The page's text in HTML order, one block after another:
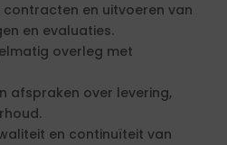
en uitvoeren van
en evaluaties.
overleg met
afspraken over levering,
en continuïteit van